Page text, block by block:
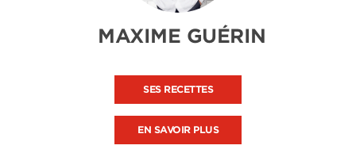
MAXIME GUÉRIN
SES RECETTES
EN SAVOIR PLUS